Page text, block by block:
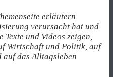
erläutern
verursacht hat und
Texte und Videos zeigen,
Wirtschaft und Politik, auf
auf das Alltagsleben